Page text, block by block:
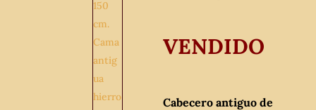
VENDIDO
Cabecero antiguo de